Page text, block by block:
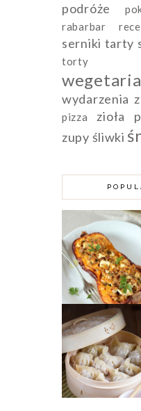
podróże
rabarbar
serniki tarty
torty
wydarzenia
pizza
zioła
zupy śliwki
DYNIA
FASZEROWANA
MIĘSEM
MIELONYM,
KUSKUSEM I
FETĄ
CHIŃSKIE
PIEROŻKI DIM
SUM Z